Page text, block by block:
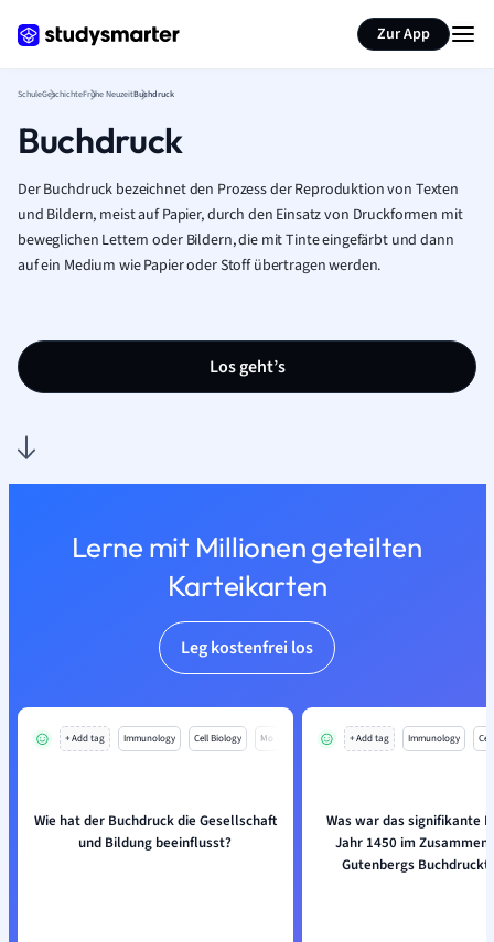
Zur App
SchuleGeschichteFrühe NeuzeitBuchdruck
Buchdruck
Der Buchdruck bezeichnet den Prozess der Reproduktion von Texten
und Bildern, meist auf Papier, durch den Einsatz von Druckformen mit
beweglichen Lettern oder Bildern, die mit Tinte eingefärbt und dann
auf ein Medium wie Papier oder Stoff übertragen werden.
Los geht’s
Lerne mit Millionen geteilten
Karteikarten
Leg kostenfrei los
+ Add tag Immunology Cell Biology Mo
Wie hat der Buchdruck die Gesellschaft
und Bildung beeinflusst?
+ Add tag Immunology
Was war das signifikante
Jahr 1450 im
Gutenbergs
Seite zusammenfassen